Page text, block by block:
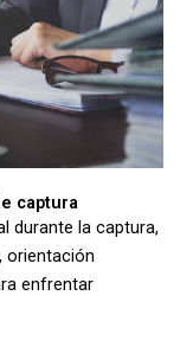
captura
durante la captura,
orientación
enfrentar